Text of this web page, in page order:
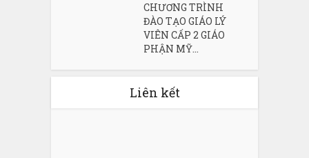
CHƯƠNG TRÌNH
ĐÀO TẠO GIÁO LÝ
VIÊN CẤP 2 GIÁO
PHẬN MỸ...
Liên kết